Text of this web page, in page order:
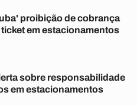
proibição de cobrança
em estacionamentos
sobre responsabilidade
em estacionamentos